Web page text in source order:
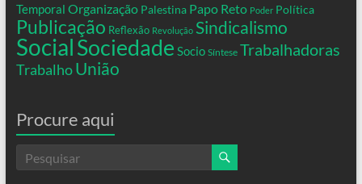
Temporal Organização Palestina Papo Reto Poder Política
Publicação Reflexão Revolução Sindicalismo
SocialSociedade Socio Síntese Trabalhadoras
Trabalho União
Procure aqui